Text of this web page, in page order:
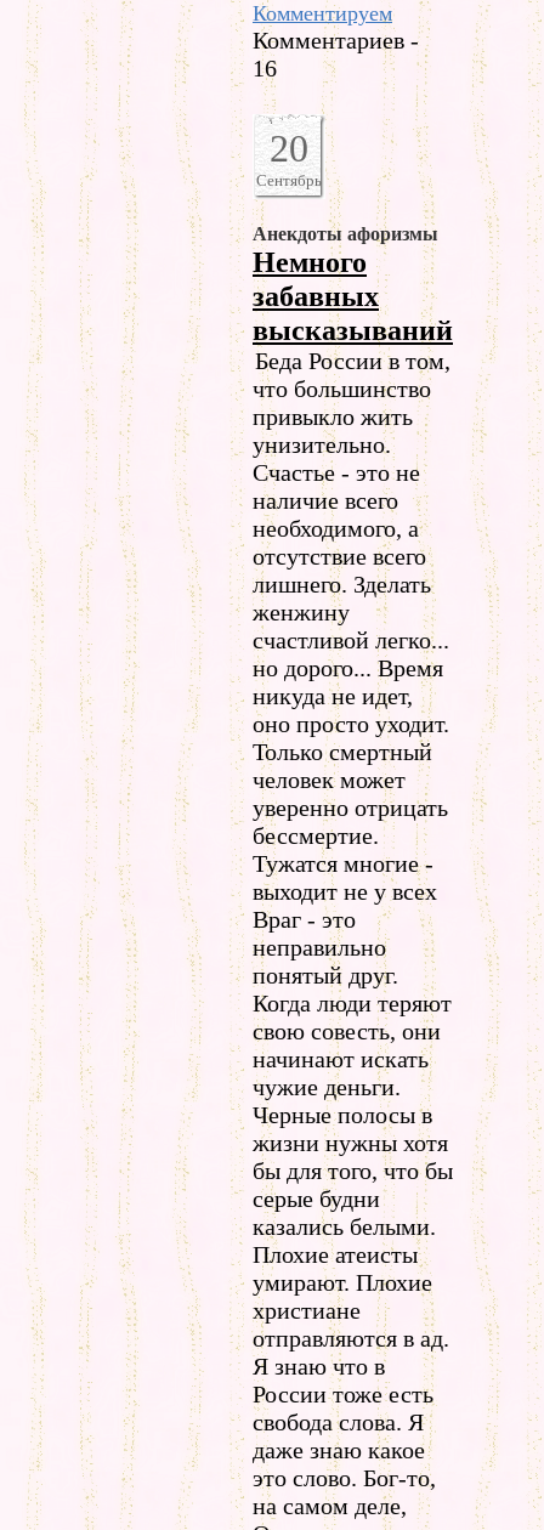
Комментируем
Комментариев -
16
20
Сентябрь
Анекдоты афоризмы
Немного
забавных
высказываний
Беда России в том,
что большинство
привыкло жить
унизительно.
Счастье - это не
наличие всего
необходимого, а
отсутствие всего
лишнего. Зделать
женжину
счастливой легко...
но дорого... Время
никуда не идет,
оно просто уходит.
Только смертный
человек может
уверенно отрицать
бессмертие.
Тужатся многие -
выходит не у всех
Враг - это
неправильно
понятый друг.
Когда люди теряют
свою совесть, они
начинают искать
чужие деньги.
Черные полосы в
жизни нужны хотя
бы для того, что бы
серые будни
казались белыми.
Плохие атеисты
умирают. Плохие
христиане
отправляются в ад.
Я знаю что в
России тоже есть
свобода слова. Я
даже знаю какое
это слово. Бог-то,
на самом деле,